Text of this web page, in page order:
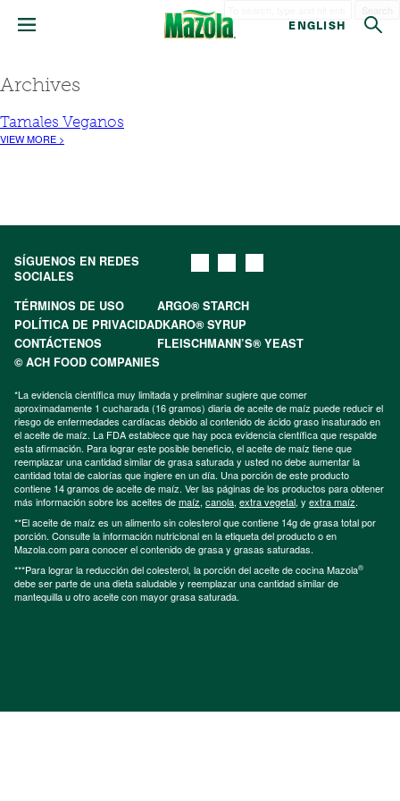
ENGLISH
Archives
Tamales Veganos
VIEW MORE >
SÍGUENOS EN REDES
SOCIALES
TÉRMINOS DE USO
ARGO® STARCH
POLÍTICA DE PRIVACIDADKARO® SYRUP
CONTÁCTENOS
FLEISCHMANN’S® YEAST
© ACH FOOD COMPANIES
*La evidencia científica muy limitada y preliminar sugiere que comer
aproximadamente 1 cucharada (16 gramos) diaria de aceite de maíz puede reducir el
riesgo de enfermedades cardíacas debido al contenido de ácido graso insaturado en
el aceite de maíz. La FDA establece que hay poca evidencia científica que respalde
esta afirmación. Para lograr este posible beneficio, el aceite de maíz tiene que
reemplazar una cantidad similar de grasa saturada y usted no debe aumentar la
cantidad total de calorías que ingiere en un día. Una porción de este producto
contiene 14 gramos de aceite de maíz. Ver las páginas de los productos para obtener
más información sobre los aceites demaíz, canola, extra vegetal, y extra maíz.
**El aceite de maíz es un alimento sin colesterol que contiene 14g de grasa total por
porción. Consulte la información nutricional en la etiqueta del producto o en
Mazola.com para conocer el contenido de grasa y grasas saturadas.
***Para lograr la reducción del colesterol, la porción del aceite de cocina Mazola®
debe ser parte de una dieta saludable y reemplazar una cantidad similar de
mantequilla u otro aceite con mayor grasa saturada.